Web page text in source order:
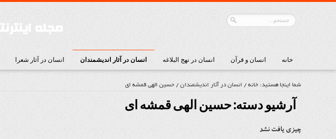
خانه انسان و قرآن انسان در نهج البلاغه انسان در آثار اندیشمندان انسان در آثار شعرا
شما اینجا هستید: خانه / انسان در آثار اندیشمندان/ حسین الهی قمشه ای
آرشیو دسته:حسین الهی قمشه ای
چیزی یافت نشد